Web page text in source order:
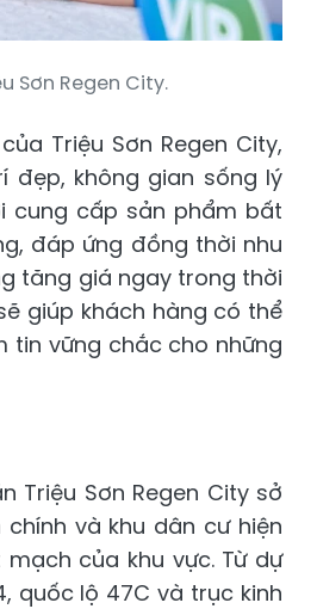
Sơn Regen City.
Triệu Sơn Regen City,
đẹp, không gian sống lý
cung cấp sản phẩm bất
đáp ứng đồng thời nhu
tăng giá ngay trong thời
giúp khách hàng có thể
tin vững chắc cho những
Triệu Sơn Regen City sở
và khu dân cư hiện
của khu vực. Từ dự
quốc lộ 47C và trục kinh